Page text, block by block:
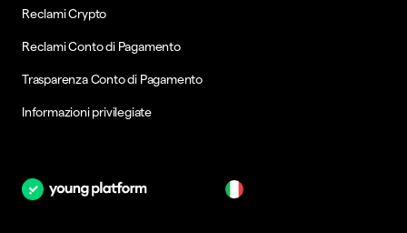
Reclami Crypto
Reclami Conto di Pagamento
Trasparenza Conto di Pagamento
Informazioni privilegiate